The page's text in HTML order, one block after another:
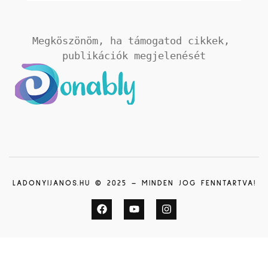
Megköszönöm, ha támogatod cikkek,
publikációk megjelenését
LADONYIJANOS.HU © 2025 – MINDEN JOG FENNTARTVA!